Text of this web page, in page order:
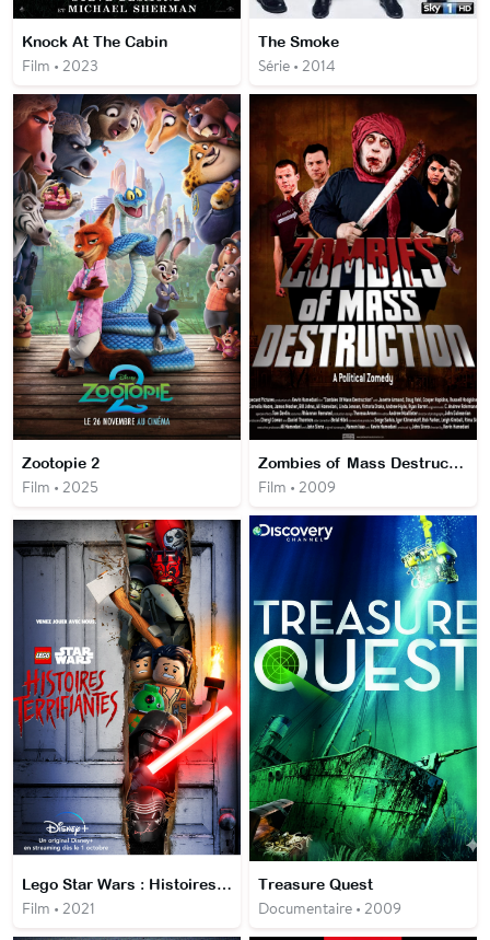
Knock At The Cabin
Film • 2023
The Smoke
Série • 2014
Zootopie 2
Film • 2025
Zombies of Mass Destruction
Film • 2009
Lego Star Wars : Histoires terrifiantes
Film • 2021
Treasure Quest
Documentaire • 2009